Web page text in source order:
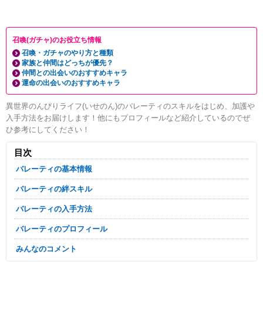
召喚(ガチャ)のお役立ち情報
召喚・ガチャのやり方と種類
家族と仲間はどっちが優先？
仲間との出会いのおすすめキャラ
運命の出会いのおすすめキャラ
異世界のんびりライフ(いせのん)のバレーティのスキルをはじめ、加護や
入手方法をお届けします！他にもプロフィールなど紹介しているのでぜ
ひ参考にしてください！
目次
バレーティの基本情報
バレーティの絆スキル
バレーティの入手方法
バレーティのプロフィール
みんなのコメント